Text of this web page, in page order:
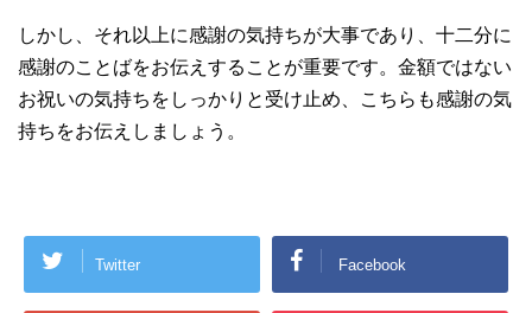
しかし、それ以上に感謝の気持ちが大事であり、十二分に
感謝のことばをお伝えすることが重要です。金額ではない
お祝いの気持ちをしっかりと受け止め、こちらも感謝の気
持ちをお伝えしましょう。
Twitter Facebook